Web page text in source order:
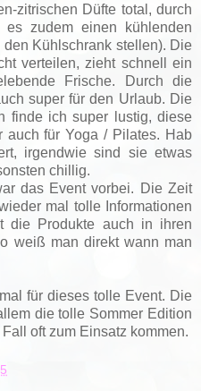
zitrischen Düfte total, durch
es zudem einen kühlenden
Kühlschrank stellen). Die
verteilen, zieht schnell ein
Frische. Durch die
super für den Urlaub. Die
finde ich super lustig, diese
auch für Yoga / Pilates. Hab
irgendwie sind sie etwas
chillig.
das Event vorbei. Die Zeit
mal tolle Informationen
die Produkte auch in ihren
weiß man direkt wann man
für dieses tolle Event. Die
die tolle Sommer Edition
oft zum Einsatz kommen.